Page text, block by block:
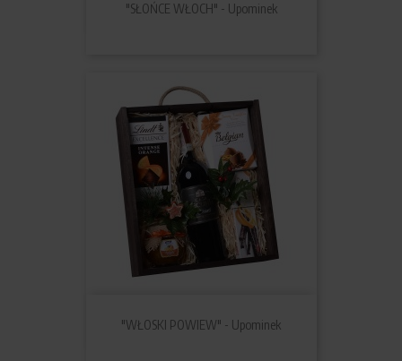
"SŁOŃCE WŁOCH" - Upominek
"WŁOSKI POWIEW" - Upominek